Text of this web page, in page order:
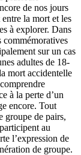
de nos jours
la mort et les
à explorer. Dans
commémoratives
sur un cas
adultes de 18-
mort accidentelle
à la perte d’un
encore. Tout
groupe de pairs,
au
l’expression de
de groupe.